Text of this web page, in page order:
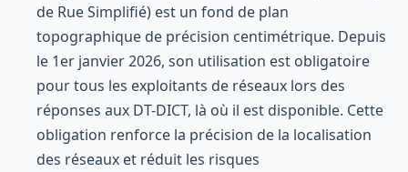
de Rue Simplifié) est un fond de plan
topographique de précision centimétrique. Depuis
le 1er janvier 2026, son utilisation est obligatoire
pour tous les exploitants de réseaux lors des
réponses aux DT-DICT, là où il est disponible. Cette
obligation renforce la précision de la localisation
des réseaux et réduit les risques